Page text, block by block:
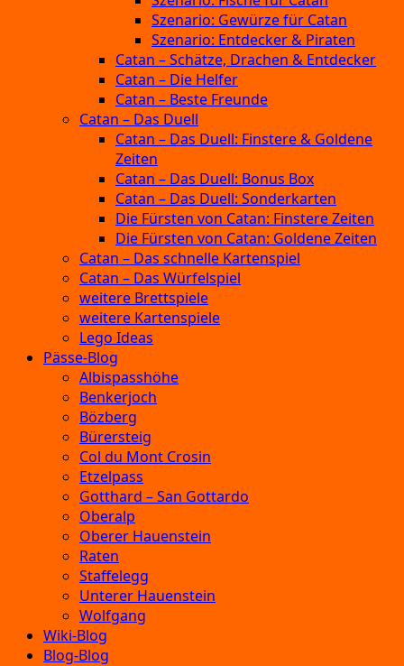
Szenario: Gewürze für Catan
Szenario: Entdecker & Piraten
Catan – Schätze, Drachen & Entdecker
Catan – Die Helfer
Catan – Beste Freunde
Catan – Das Duell
Catan – Das Duell: Finstere & Goldene
Zeiten
Catan – Das Duell: Bonus Box
Catan – Das Duell: Sonderkarten
Die Fürsten von Catan: Finstere Zeiten
Die Fürsten von Catan: Goldene Zeiten
Catan – Das schnelle Kartenspiel
Catan – Das Würfelspiel
weitere Brettspiele
weitere Kartenspiele
Lego Ideas
Pässe-Blog
Albispasshöhe
Benkerjoch
Bözberg
Bürersteig
Col du Mont Crosin
Etzelpass
Gotthard – San Gottardo
Oberalp
Oberer Hauenstein
Raten
Staffelegg
Unterer Hauenstein
Wolfgang
Wiki-Blog
Blog-Blog